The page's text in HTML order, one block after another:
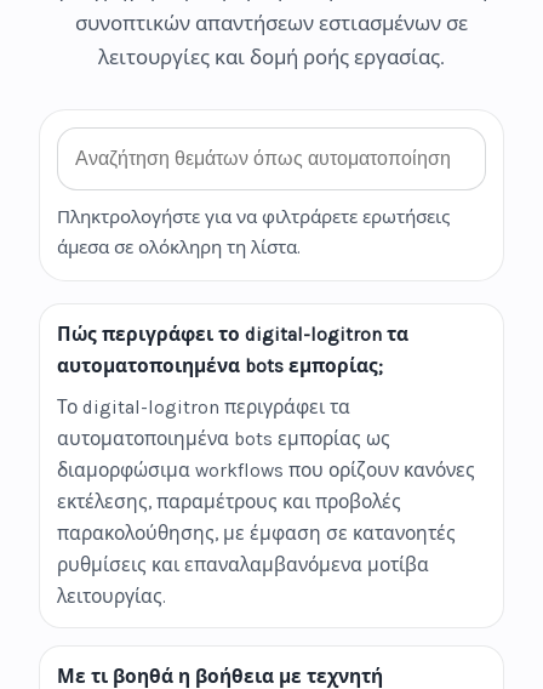
συνοπτικών απαντήσεων εστιασμένων σε
λειτουργίες και δομή ροής εργασίας.
Αναζήτηση FAQ
Πληκτρολογήστε για να φιλτράρετε ερωτήσεις
άμεσα σε ολόκληρη τη λίστα.
Πώς περιγράφει το digital-logitron τα
αυτοματοποιημένα bots εμπορίας;
Το digital-logitron περιγράφει τα
αυτοματοποιημένα bots εμπορίας ως
διαμορφώσιμα workflows που ορίζουν κανόνες
εκτέλεσης, παραμέτρους και προβολές
παρακολούθησης, με έμφαση σε κατανοητές
ρυθμίσεις και επαναλαμβανόμενα μοτίβα
λειτουργίας.
Με τι βοηθά η βοήθεια με τεχνητή